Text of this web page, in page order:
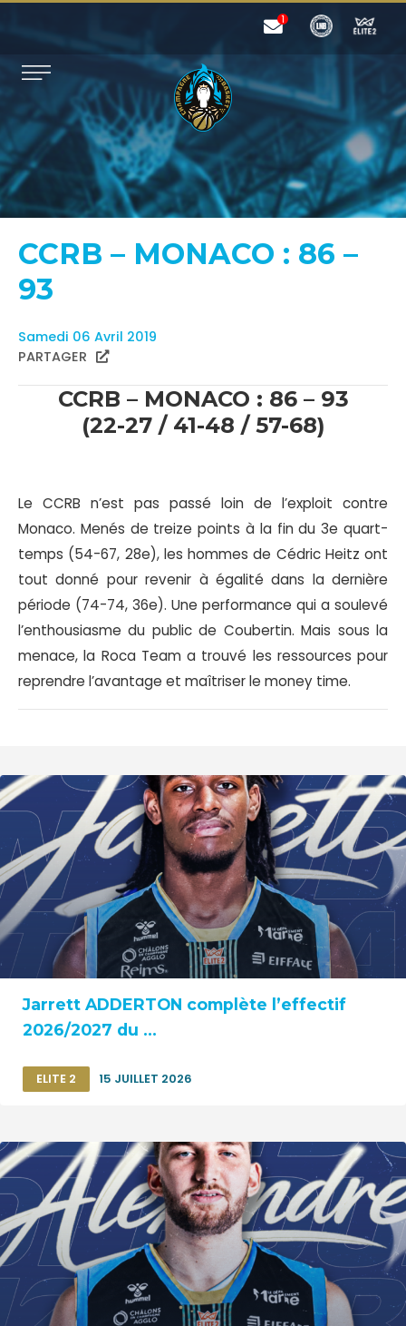
CCRB – MONACO : 86 –
93
Samedi 06 Avril 2019
PARTAGER
CCRB – MONACO : 86 – 93
(22-27 / 41-48 / 57-68)
Le CCRB n’est pas passé loin de l’exploit contre
Monaco. Menés de treize points à la fin du 3e quart-
temps (54-67, 28e), les hommes de Cédric Heitz ont
tout donné pour revenir à égalité dans la dernière
période (74-74, 36e). Une performance qui a soulevé
l’enthousiasme du public de Coubertin. Mais sous la
menace, la Roca Team a trouvé les ressources pour
reprendre l’avantage et maîtriser le money time.
Jarrett ADDERTON complète l’effectif
2026/2027 du ...
ELITE 2 15 JUILLET 2026